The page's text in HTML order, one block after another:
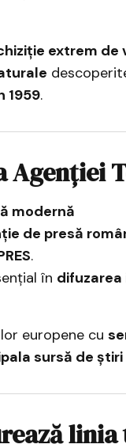
extrem de
1959.
Agenției
modernă
de presă
.
în
europene cu
sursă de